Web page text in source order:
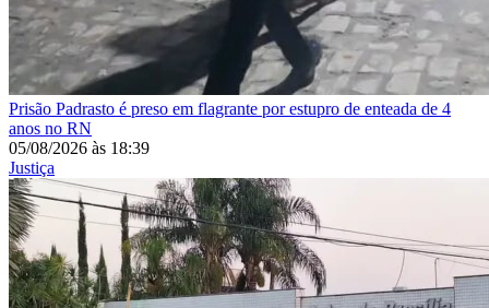
Prisão Padrasto é preso em flagrante por estupro de enteada de 4
anos no RN
05/08/2026 às 18:39
Justiça